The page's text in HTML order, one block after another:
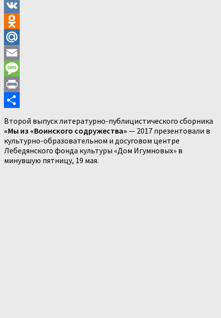
VK
Odnoklassniki
Mail.Ru
Email
Message
Print
Отправить
Второй выпуск литературно-публицистического сборника
«Мы из «Воинского содружества» — 2017 презентовали в
культурно-образовательном и досуговом центре
Лебедянского фонда культуры «Дом Игумновых» в
минувшую пятницу, 19 мая.